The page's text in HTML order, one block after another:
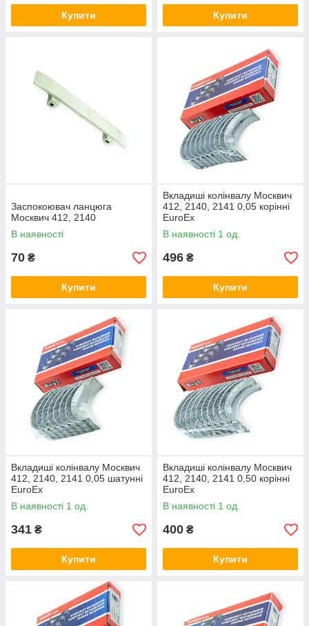
Купити Купити
Заспокоювач ланцюга
Москвич 412, 2140
В наявності
70 ₴
Купити
Вкладиші колінвалу Москвич
412, 2140, 2141 0,05 корінні
EuroEx
В наявності 1 од.
496 ₴
Купити
Вкладиші колінвалу Москвич
412, 2140, 2141 0,05 шатунні
EuroEx
В наявності 1 од.
341 ₴
Купити
Вкладиші колінвалу Москвич
412, 2140, 2141 0,50 корінні
EuroEx
В наявності 1 од.
400 ₴
Купити